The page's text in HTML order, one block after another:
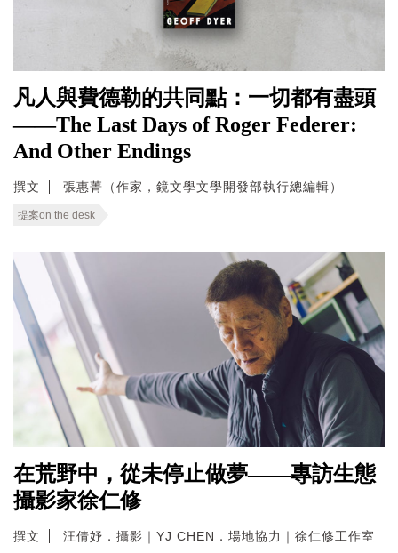
凡人與費德勒的共同點：一切都有盡頭
——The Last Days of Roger Federer:
And Other Endings
撰文 張惠菁（作家，鏡文學文學開發部執行總編輯）
提案on the desk
在荒野中，從未停止做夢——專訪生態
攝影家徐仁修
撰文 汪倩妤．攝影｜YJ CHEN．場地協力｜徐仁修工作室